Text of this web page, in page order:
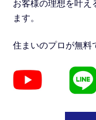
お客様の理想を叶え
ます。
住まいのプロが無料